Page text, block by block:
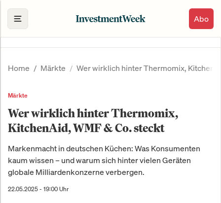
Abo
Home Märkte Wer wirklich hinter Thermomix,
Märkte
Wer wirklich hinter Thermomix,
KitchenAid, WMF & Co. steckt
Markenmacht in deutschen Küchen: Was Konsumenten
kaum wissen – und warum sich hinter vielen Geräten
globale Milliardenkonzerne verbergen.
22.05.2025 - 19:00 Uhr